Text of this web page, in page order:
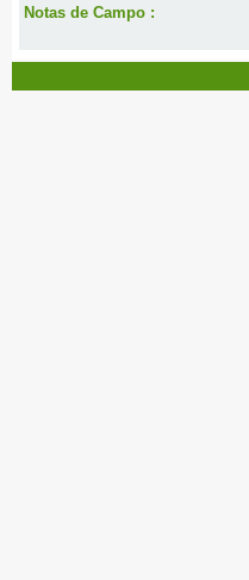
Notas de Campo :